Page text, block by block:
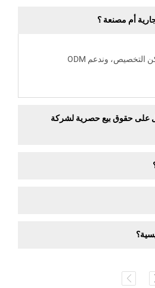
أم مصنعة ؟
ج: نحن مصنعون، ويمكن التخصيص، وندعم ODM
حقوق بيع حصرية لشركة